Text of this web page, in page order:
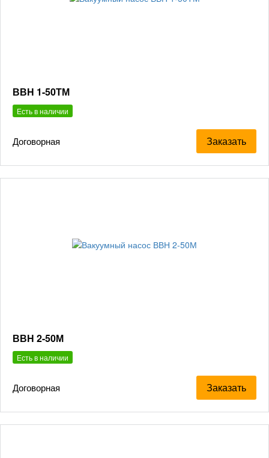
ВВН 1-50ТМ
Есть в наличии
Договорная Заказать
ВВН 2-50М
Есть в наличии
Договорная Заказать